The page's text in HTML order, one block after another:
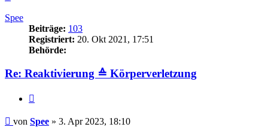
Spee
Beiträge: 103
Registriert: 20. Okt 2021, 17:51
Behörde:
Re: Reaktivierung ≙ Körperverletzung
Beitrag
von Spee » 3. Apr 2023, 18:10